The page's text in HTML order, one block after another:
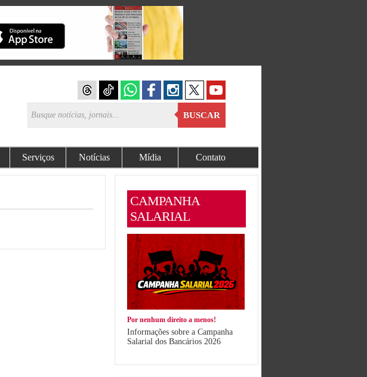
BUSCAR
Serviços Notícias Mídia Contato
CAMPANHA
SALARIAL
Por nenhum direito a menos!
Informações sobre a Campanha
Salarial dos Bancários 2026